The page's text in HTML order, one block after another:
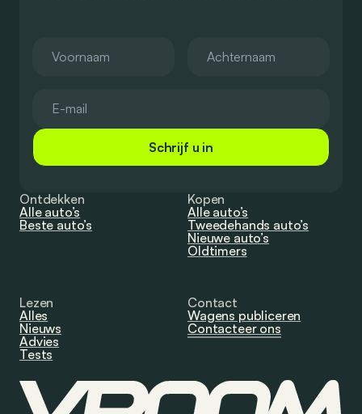
Schrijf u in
Ontdekken
Alle auto’s
Beste auto’s
Kopen
Alle auto’s
Tweedehands auto’s
Nieuwe auto’s
Oldtimers
Lezen
Alles
Nieuws
Advies
Tests
Contact
Wagens publiceren
Contacteer ons